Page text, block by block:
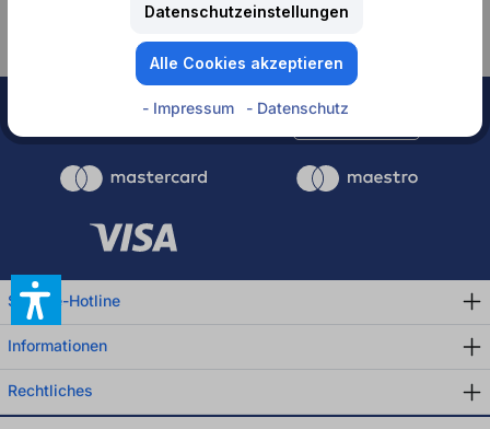
Rechnung
Service-Hotline
Informationen
Rechtliches
Datenschutzeinstellungen
Alle Cookies akzeptieren
- Impressum - Datenschutz